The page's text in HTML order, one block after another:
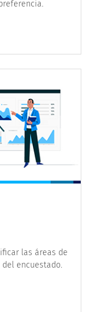
las áreas de
encuestado.